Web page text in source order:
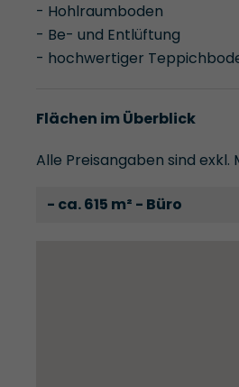
- Hohlraumboden
- Be- und Entlüftung
- hochwertiger
Flächen im Überblick
Alle Preisangaben sind exkl.
- ca. 615 m² - Büro